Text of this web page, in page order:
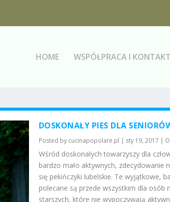
HOME WSPÓŁPRACA I KONTAKT
DOSKONAŁY PIES DLA
Posted by cucinapopolare.pl | sty 19, 2017 |
Wśród doskonałych towarzyszy dla
bardzo mało aktywnych, zdecydowanie
się pekińczyki lubelskie. Te wyjątkowe,
polecane są przede wszystkim dla osób
starszych, które nie wypoczywają